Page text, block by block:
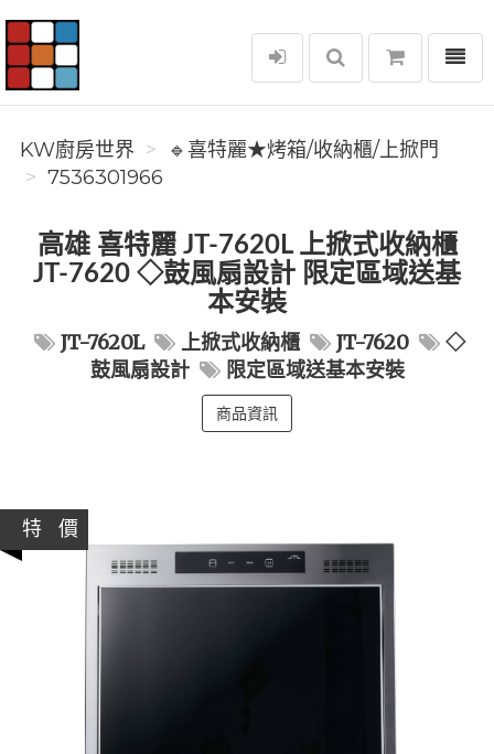
KW廚房世界
選單
KW廚房世界
🔹喜特麗★烤箱/收納櫃/上掀門
7536301966
高雄 喜特麗 JT-7620L 上掀式收納櫃
JT-7620 ◇鼓風扇設計 限定區域送基
本安裝
JT-7620L 上掀式收納櫃 JT-7620
◇
鼓風扇設計
限定區域送基本安裝
商品資訊
特 價